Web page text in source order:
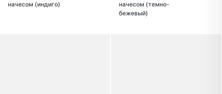
начесом (индиго)
начесом (темно-
бежевый)